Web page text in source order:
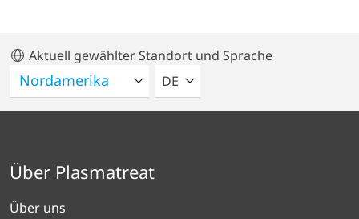
Aktuell gewählter Standort und Sprache
BITTE WÄHLEN SIE EINE
DE
Über Plasmatreat
Über uns